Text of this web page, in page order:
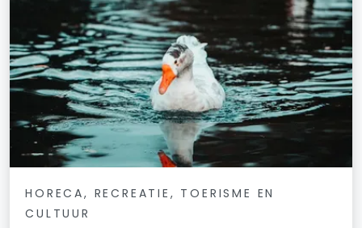
HORECA, RECREATIE, TOERISME EN
CULTUUR